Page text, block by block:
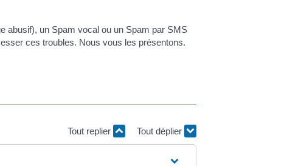
abusif), un Spam vocal ou un Spam par SMS
ces troubles. Nous vous les présentons.
Tout replier Tout déplier